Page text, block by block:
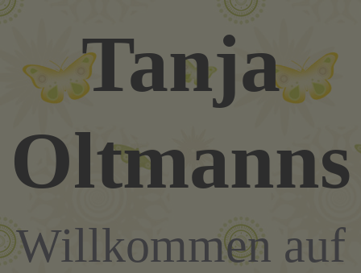
Zum
springen Tanja
Oltmanns
Willkommen auf